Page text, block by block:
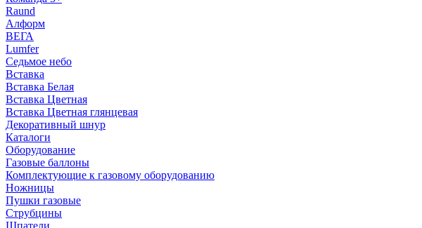
Raund
Алформ
ВЕГА
Lumfer
Седьмое небо
Вставка
Вставка Белая
Вставка Цветная
Вставка Цветная глянцевая
Декоративный шнур
Каталоги
Оборудование
Газовые баллоны
Комплектующие к газовому оборудованию
Ножницы
Пушки газовые
Струбцины
Шпатели